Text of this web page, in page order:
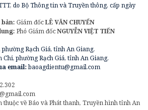
do Bộ Thông tin và Truyền thông, cấp ngày
Giám đốcLÊ VĂN CHUYỂN
Phó Giám đốcNGUYỄN VIỆT TIẾN
phường Rạch Giá, tỉnh An Giang.
Chi, phường Rạch Giá, tỉnh An Giang.
email:baoagdientu@gmail.com
thuộc về Báo và Phát thanh, Truyền hình tỉnh An